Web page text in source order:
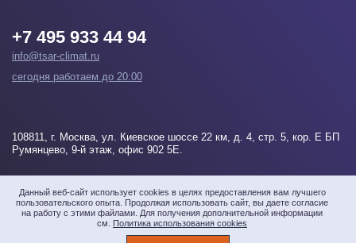
Данный веб-сайт использует cookies в целях предоставления вам лучшего
пользовательского опыта. Продолжая использовать сайт, вы даете согласие
на работу с этими файлами. Для получения дополнительной информации
см. Политика использования cookies
+7 495 933 44 94
info@tsar-climat.ru
сегодня работаем до 20:00
108811, г. Москва, ул. Киевское шоссе 22 км, д. 4, стр. 5, кор. Е БП
Румянцево, 9-й этаж, офис 902 5Е.
Напишите нам